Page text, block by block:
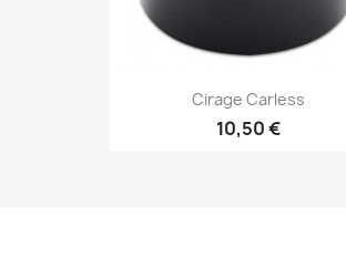
Cirage Carless
10,50 €